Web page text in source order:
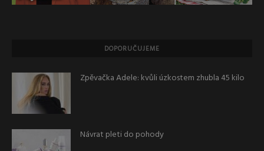
DOPORUČUJEME
Zpěvačka Adele: kvůli úzkostem zhubla 45 kilo
Návrat pleti do pohody